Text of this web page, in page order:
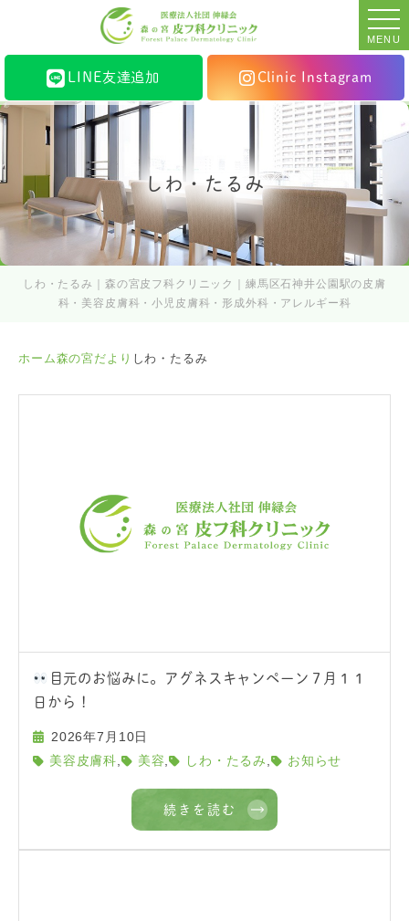
MENU
LINE友達追加 Clinic Instagram
しわ・たるみ
しわ・たるみ｜森の宮皮フ科クリニック｜練馬区石神井公園駅の皮膚
科・美容皮膚科・小児皮膚科・形成外科・アレルギー科
ホーム森の宮だより しわ・たるみ
目元のお悩みに。アグネスキャンペーン７月１１
日から！
2026年7月10日
美容皮膚科
美容 , しわ・たるみ お知らせ
続きを読む